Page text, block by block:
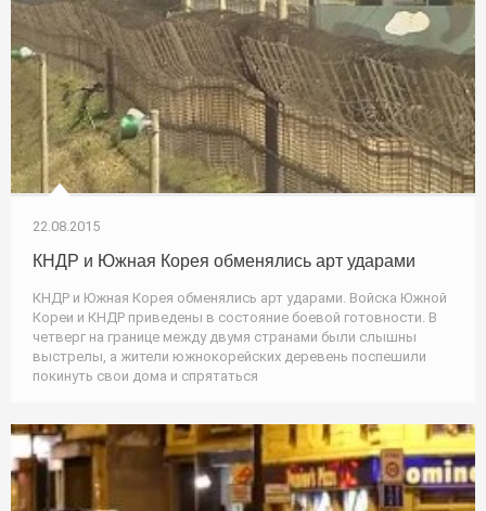
22.08.2015
КНДР и Южная Корея обменялись арт ударами
КНДР и Южная Корея обменялись арт ударами. Войска Южной
Кореи и КНДР приведены в состояние боевой готовности. В
четверг на границе между двумя странами были слышны
выстрелы, а жители южнокорейских деревень поспешили
покинуть свои дома и спрятаться